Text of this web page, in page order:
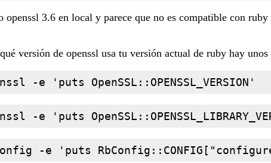
openssl 3.6 en local y parece que no es compatible con
versión de openssl usa tu versión actual de ruby hay